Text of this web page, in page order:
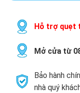
Hỗ trợ quẹt
Mở cửa từ
Bảo hành
nhà quý